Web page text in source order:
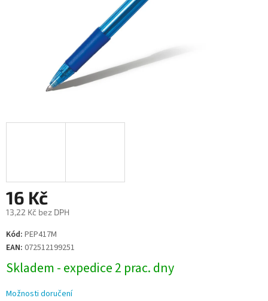
16 Kč
13,22 Kč bez DPH
Měrná
cena:
Kód: PEP417M
EAN: 072512199251
Skladem - expedice 2 prac. dny
Možnosti doručení